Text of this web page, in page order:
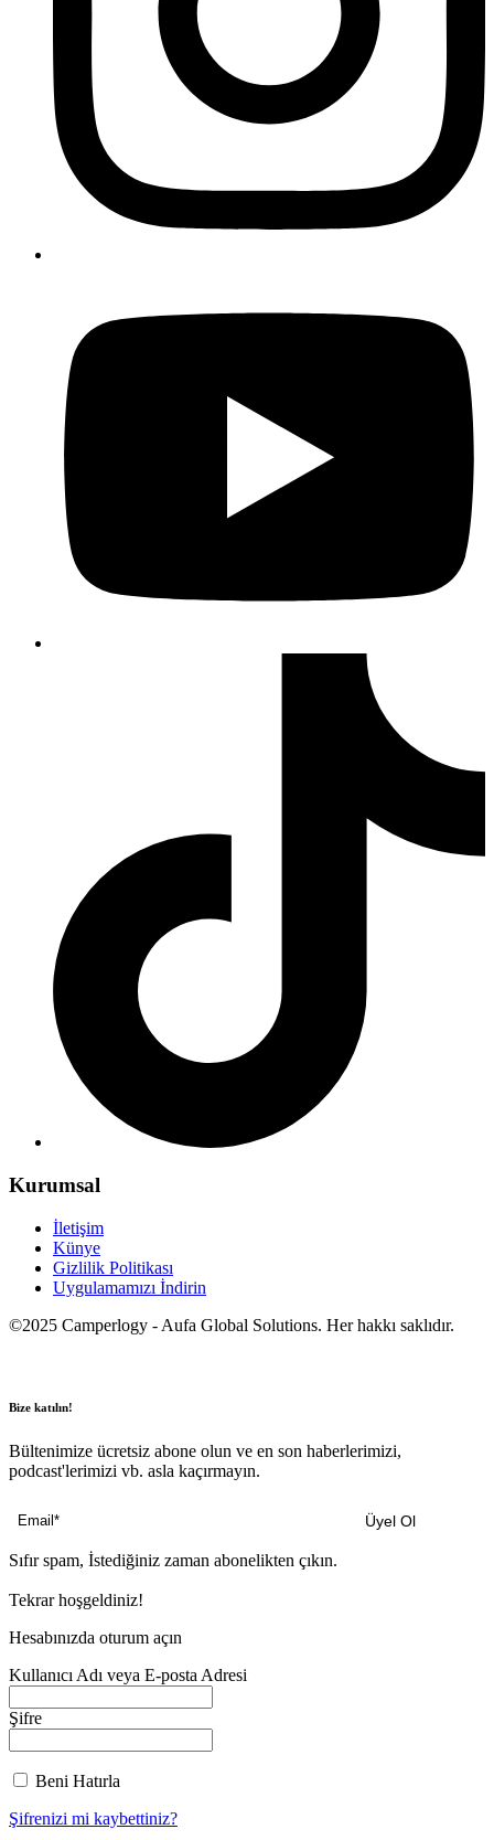
Kurumsal
İletişim
Künye
Gizlilik Politikası
Uygulamamızı İndirin
©2025 Camperlogy - Aufa Global Solutions. Her hakkı saklıdır.
Bize katılın!
Bültenimize ücretsiz abone olun ve en son haberlerimizi,
podcast'lerimizi vb. asla kaçırmayın.
Sıfır spam, İstediğiniz zaman abonelikten çıkın.
Tekrar hoşgeldiniz!
Hesabınızda oturum açın
Kullanıcı Adı veya E-posta Adresi
Şifre
Beni Hatırla
Şifrenizi mi kaybettiniz?